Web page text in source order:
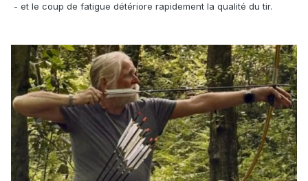
- et le coup de fatigue détériore rapidement la qualité du tir.